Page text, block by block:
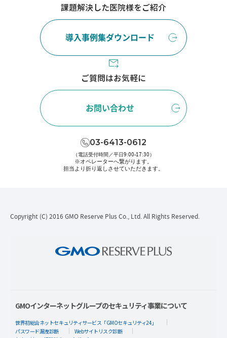
課題解決した医院様をご紹介
導入事例集ダウンロード
ご質問はお気軽に
お問い合わせ
03-6413-0612
（電話受付時間／平日9:00-17:30）
※オペレーターへ繋がります。
担当より折り返しさせていただきます。
Copyright (C) 2016 GMO Reserve Plus Co., Ltd. All Rights Reserved.
GMOインターネットグループのセキュリティ事業について
世界初総合ネットセキュリティサービス「GMOセキュリティ24」
パスワード漏洩診断
Webサイトリスク診断